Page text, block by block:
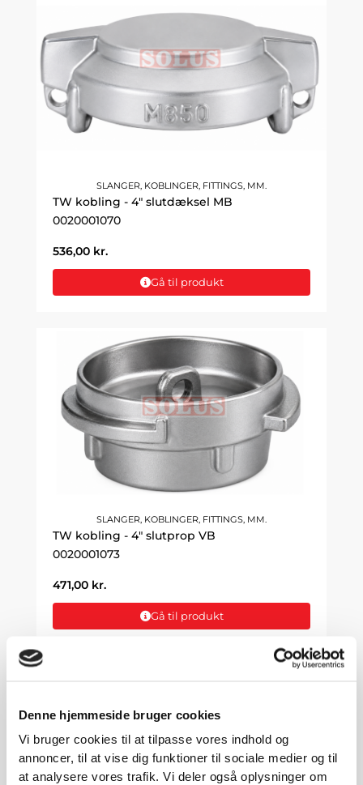
Denne hjemmeside bruger cookies
Vi bruger cookies til at tilpasse vores indhold og
annoncer, til at vise dig funktioner til sociale medier og til
at analysere vores trafik. Vi deler også oplysninger om
SLANGER, KOBLINGER, FITTINGS, MM.
TW kobling - 4" slutdæksel MB
0020001070
536,00 kr.
Gå til produkt
SLANGER, KOBLINGER, FITTINGS, MM.
TW kobling - 4" slutprop VB
0020001073
471,00 kr.
Gå til produkt